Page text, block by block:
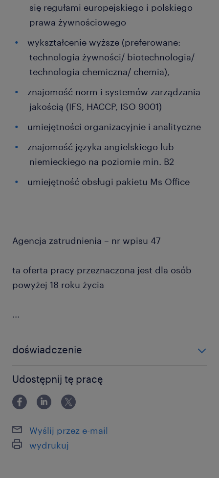
się regułami europejskiego i polskiego
prawa żywnościowego
wykształcenie wyższe (preferowane:
technologia żywności/ biotechnologia/
technologia chemiczna/ chemia),
znajomość norm i systemów zarządzania
jakością (IFS, HACCP, ISO 9001)
umiejętności organizacyjnie i analityczne
znajomość języka angielskiego lub
niemieckiego na poziomie min. B2
umiejętność obsługi pakietu Ms Office
Agencja zatrudnienia – nr wpisu 47
ta oferta pracy przeznaczona jest dla osób
powyżej 18 roku życia
...
doświadczenie
Udostępnij tę pracę
Wyślij przez e-mail
wydrukuj